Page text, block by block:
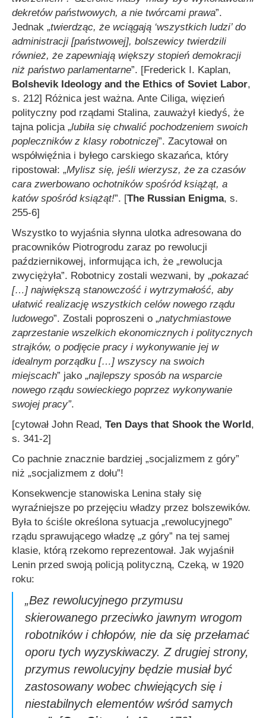
dekretów państwowych, a nie twórcami prawa”.
Jednak „twierdząc, że wciągają ‘wszystkich ludzi’ do
administracji [państwowej], bolszewicy twierdzili
również, że zapewniają większy stopień demokracji
niż państwo parlamentarne”. [Frederick I. Kaplan,
Bolshevik Ideology and the Ethics of Soviet Labor,
s. 212] Różnica jest ważna. Ante Ciliga, więzień
polityczny pod rządami Stalina, zauważył kiedyś, że
tajna policja „lubiła się chwalić pochodzeniem swoich
popleczników z klasy robotniczej”. Zacytował on
współwięźnia i byłego carskiego skazańca, który
ripostował: „Mylisz się, jeśli wierzysz, że za czasów
cara zwerbowano ochotników spośród książąt, a
katów spośród książąt!”. [The Russian Enigma, s.
255-6]
Wszystko to wyjaśnia słynna ulotka adresowana do
pracowników Piotrogrodu zaraz po rewolucji
październikowej, informująca ich, że „rewolucja
zwyciężyła”. Robotnicy zostali wezwani, by „pokazać
[…] największą stanowczość i wytrzymałość, aby
ułatwić realizację wszystkich celów nowego rządu
ludowego”. Zostali poproszeni o „natychmiastowe
zaprzestanie wszelkich ekonomicznych i politycznych
strajków, o podjęcie pracy i wykonywanie jej w
idealnym porządku […] wszyscy na swoich
miejscach” jako „najlepszy sposób na wsparcie
nowego rządu sowieckiego poprzez wykonywanie
swojej pracy”.
[cytował John Read, Ten Days that Shook the World,
s. 341-2]
Co pachnie znacznie bardziej „socjalizmem z góry”
niż „socjalizmem z dołu”!
Konsekwencje stanowiska Lenina stały się
wyraźniejsze po przejęciu władzy przez bolszewików.
Była to ściśle określona sytuacja „rewolucyjnego”
rządu sprawującego władzę „z góry” na tej samej
klasie, którą rzekomo reprezentował. Jak wyjaśnił
Lenin przed swoją policją polityczną, Czeką, w 1920
roku:
„Bez rewolucyjnego przymusu
skierowanego przeciwko jawnym wrogom
robotników i chłopów, nie da się przełamać
oporu tych wyzyskiwaczy. Z drugiej strony,
przymus rewolucyjny będzie musiał być
zastosowany wobec chwiejących się i
niestabilnych elementów wśród samych